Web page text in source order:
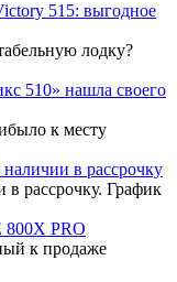
515: выгодное
лодку?
510» нашла своего
к месту
в рассрочку
в рассрочку. График
PRO
к продаже